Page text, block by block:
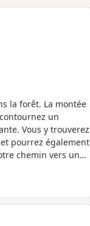
la forêt. La montée
un
Vous y trouverez
pourrez également
chemin vers un